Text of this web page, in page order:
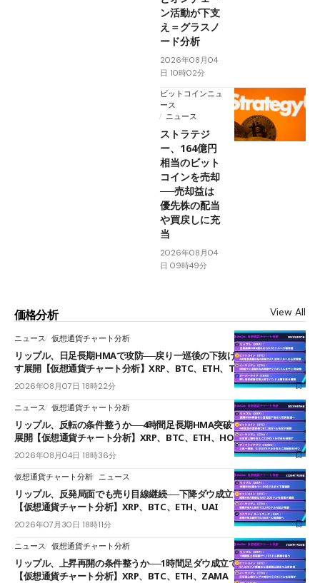
ン活動が下支
え＝グラスノ
ード分析
2026年08月04
日 10時02分
ビットコインニュ
ース
ニュース
ストラテジ
ー、164億円
相当のビット
コインを売却
──売却益は
優先株の配当
や買戻しに充
当
2026年08月04
日 09時49分
価格分析 View All
ニュース 仮想通貨チャート分析
リップル、日足長期HMAで攻防──戻り一巡後の下抜けで0.95ドルを試
す展開【仮想通貨チャート分析】XRP、BTC、ETH、TAKE
2026年08月07日 18時22分
ニュース 仮想通貨チャート分析
リップル、反転の条件整うか──4時間足長期HMA突破で雲下端を目指す
展開【仮想通貨チャート分析】XRP、BTC、ETH、HOME
2026年08月04日 18時36分
仮想通貨チャート分析 ニュース
リップル、反発局面でも売り目線継続──下降ダウ成立で下値追う展開
【仮想通貨チャート分析】XRP、BTC、ETH、UAI
2026年07月30日 18時11分
ニュース 仮想通貨チャート分析
リップル、上昇再開の条件整うか──1時間足ダウ成立で1.185ドルを狙う
【仮想通貨チャート分析】XRP、BTC、ETH、ZAMA